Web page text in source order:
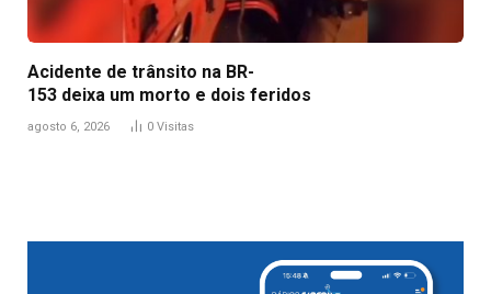
Acidente de trânsito na BR-
153 deixa um morto e dois feridos
agosto 6, 2026 0 Visitas